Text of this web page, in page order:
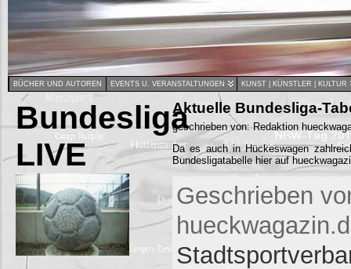
BÜCHER UND AUTOREN EVENTS U. VERANSTALTUNGEN KUNST | KÜNSTLER | KULTUR
Bundesliga
LIVE
Aktuelle Bundesliga-
geschrieben von: Redaktion
Da es auch in Hückeswagen
Bundesligatabelle hier auf
Geschrieben